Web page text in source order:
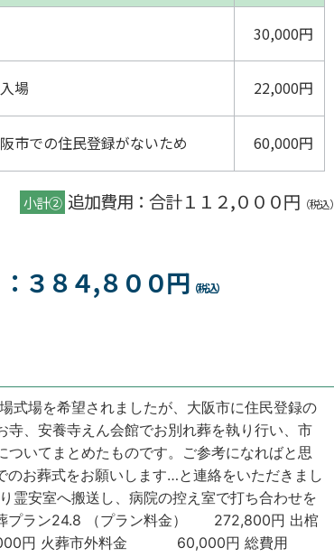
30,000円
場 22,000円
市での住民登録がないため 60,000円
小計② 追加費用：合計１１２,０００円 （税込）
：３８４,８００円 （税込）
式場を希望されましたが、大阪市に住民登録の
、安養寺えん会館でお別れ葬を執り行い、市
いてまとめたものです。ご参考になればと思
お葬式をお願いします…と連絡をいただきまし
霊安室へ搬送し、病院の控え室で打ち合わせを
プラン24.8 （プラン料金） 272,800円 出棺
円 火葬市外料金 60,000円 総費用